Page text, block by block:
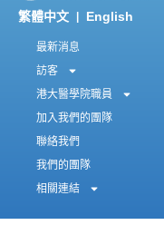
繁體中文 English
最新消息
訪客
港大醫學院職員
加入我們的團隊
聯絡我們
我們的團隊
相關連結